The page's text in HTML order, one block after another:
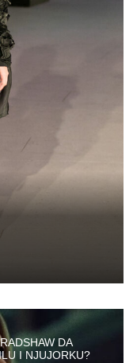
DA
I NJUJORKU?